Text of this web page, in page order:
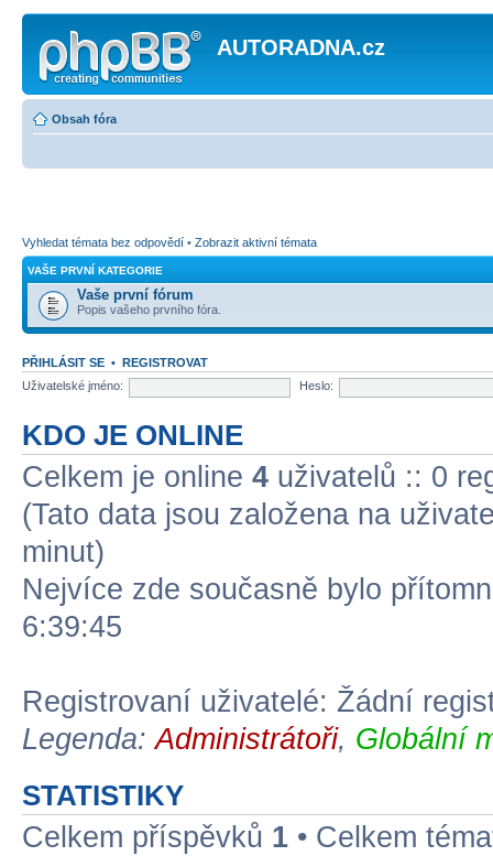
AUTORADNA.cz
Obsah fóra
Vyhledat témata bez odpovědí • Zobrazit aktivní témata
VAŠE PRVNÍ KATEGORIE
Vaše první fórum
Popis vašeho prvního fóra.
PŘIHLÁSIT SE • REGISTROVAT
Uživatelské jméno:
Heslo:
KDO JE ONLINE
Celkem je online 4 uživatelů :: 0
(Tato data jsou založena na
minut)
Nejvíce zde současně bylo
6:39:45
Registrovaní uživatelé: Žádní
Legenda:Administrátoři, Globální
STATISTIKY
Celkem příspěvků 1 • Celkem